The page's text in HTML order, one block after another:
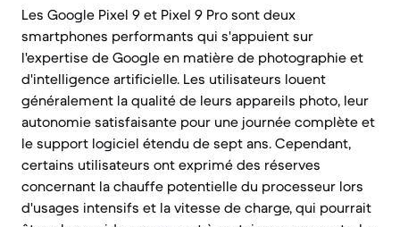
Les Google Pixel 9 et Pixel 9 Pro sont deux
smartphones performants qui s'appuient sur
l'expertise de Google en matière de photographie et
d'intelligence artificielle. Les utilisateurs louent
généralement la qualité de leurs appareils photo, leur
autonomie satisfaisante pour une journée complète et
le support logiciel étendu de sept ans. Cependant,
certains utilisateurs ont exprimé des réserves
concernant la chauffe potentielle du processeur lors
d'usages intensifs et la vitesse de charge, qui pourrait